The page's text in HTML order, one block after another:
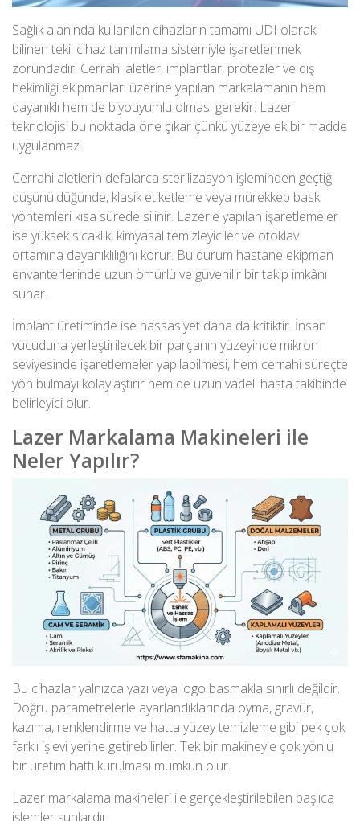
Sağlık alanında kullanılan cihazların tamamı UDI olarak
bilinen tekil cihaz tanımlama sistemiyle işaretlenmek
zorundadır. Cerrahi aletler, implantlar, protezler ve diş
hekimliği ekipmanları üzerine yapılan markalamanın hem
dayanıklı hem de biyouyumlu olması gerekir. Lazer
teknolojisi bu noktada öne çıkar çünkü yüzeye ek bir madde
uygulanmaz.
Cerrahi aletlerin defalarca sterilizasyon işleminden geçtiği
düşünüldüğünde, klasik etiketleme veya mürekkep baskı
yöntemleri kısa sürede silinir. Lazerle yapılan işaretlemeler
ise yüksek sıcaklık, kimyasal temizleyiciler ve otoklav
ortamına dayanıklılığını korur. Bu durum hastane ekipman
envanterlerinde uzun ömürlü ve güvenilir bir takip imkânı
sunar.
İmplant üretiminde ise hassasiyet daha da kritiktir. İnsan
vücuduna yerleştirilecek bir parçanın yüzeyinde mikron
seviyesinde işaretlemeler yapılabilmesi, hem cerrahi süreçte
yön bulmayı kolaylaştırır hem de uzun vadeli hasta takibinde
belirleyici olur.
Lazer Markalama Makineleri ile
Neler Yapılır?
Bu cihazlar yalnızca yazı veya logo basmakla sınırlı değildir.
Doğru parametrelerle ayarlandıklarında oyma, gravür,
kazıma, renklendirme ve hatta yüzey temizleme gibi pek çok
farklı işlevi yerine getirebilirler. Tek bir makineyle çok yönlü
bir üretim hattı kurulması mümkün olur.
Lazer markalama makineleri ile gerçekleştirilebilen başlıca
işlemler şunlardır: